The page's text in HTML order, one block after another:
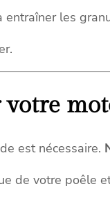
entraîner les
est nécessaire.
de votre poêle